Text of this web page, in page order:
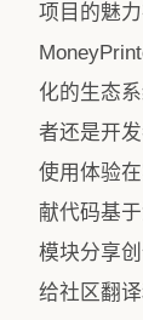
项目的魅
化的生态
者还是开
使用体验
献代码基
模块分享
给社区翻